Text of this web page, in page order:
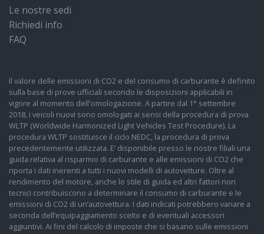
Le nostre sedi
Richiedi info
FAQ
Il valore delle emissioni di CO2 e del consumo di carburante è definito
sulla base di prove ufficiali secondo le disposizioni applicabili in
vigore al momento dell'omologazione. A partire dal 1° settembre
2018, i veicoli nuovi sono omologati ai sensi della procedura di prova
WLTP (Worldwide Harmonized Light Vehicles Test Procedure). La
procedura WLTP sostituisce il ciclo NEDC, la procedura di prova
precedentemente utilizzata. E’ disponibile presso le nostre filiali una
guida relativa al risparmio di carburante e alle emissioni di CO2 che
riporta i dati inerenti a tutti i nuovi modelli di autovetture. Oltre al
rendimento del motore, anche lo stile di guida ed altri fattori non
tecnici contribuiscono a determinare il consumo di carburante e le
emissioni di CO2 di un’autovettura. I dati indicati potrebbero variare a
seconda dell’equipaggiamento scelto e di eventuali accessori
aggiuntivi. Ai fini del calcolo di imposte che si basano sulle emissioni